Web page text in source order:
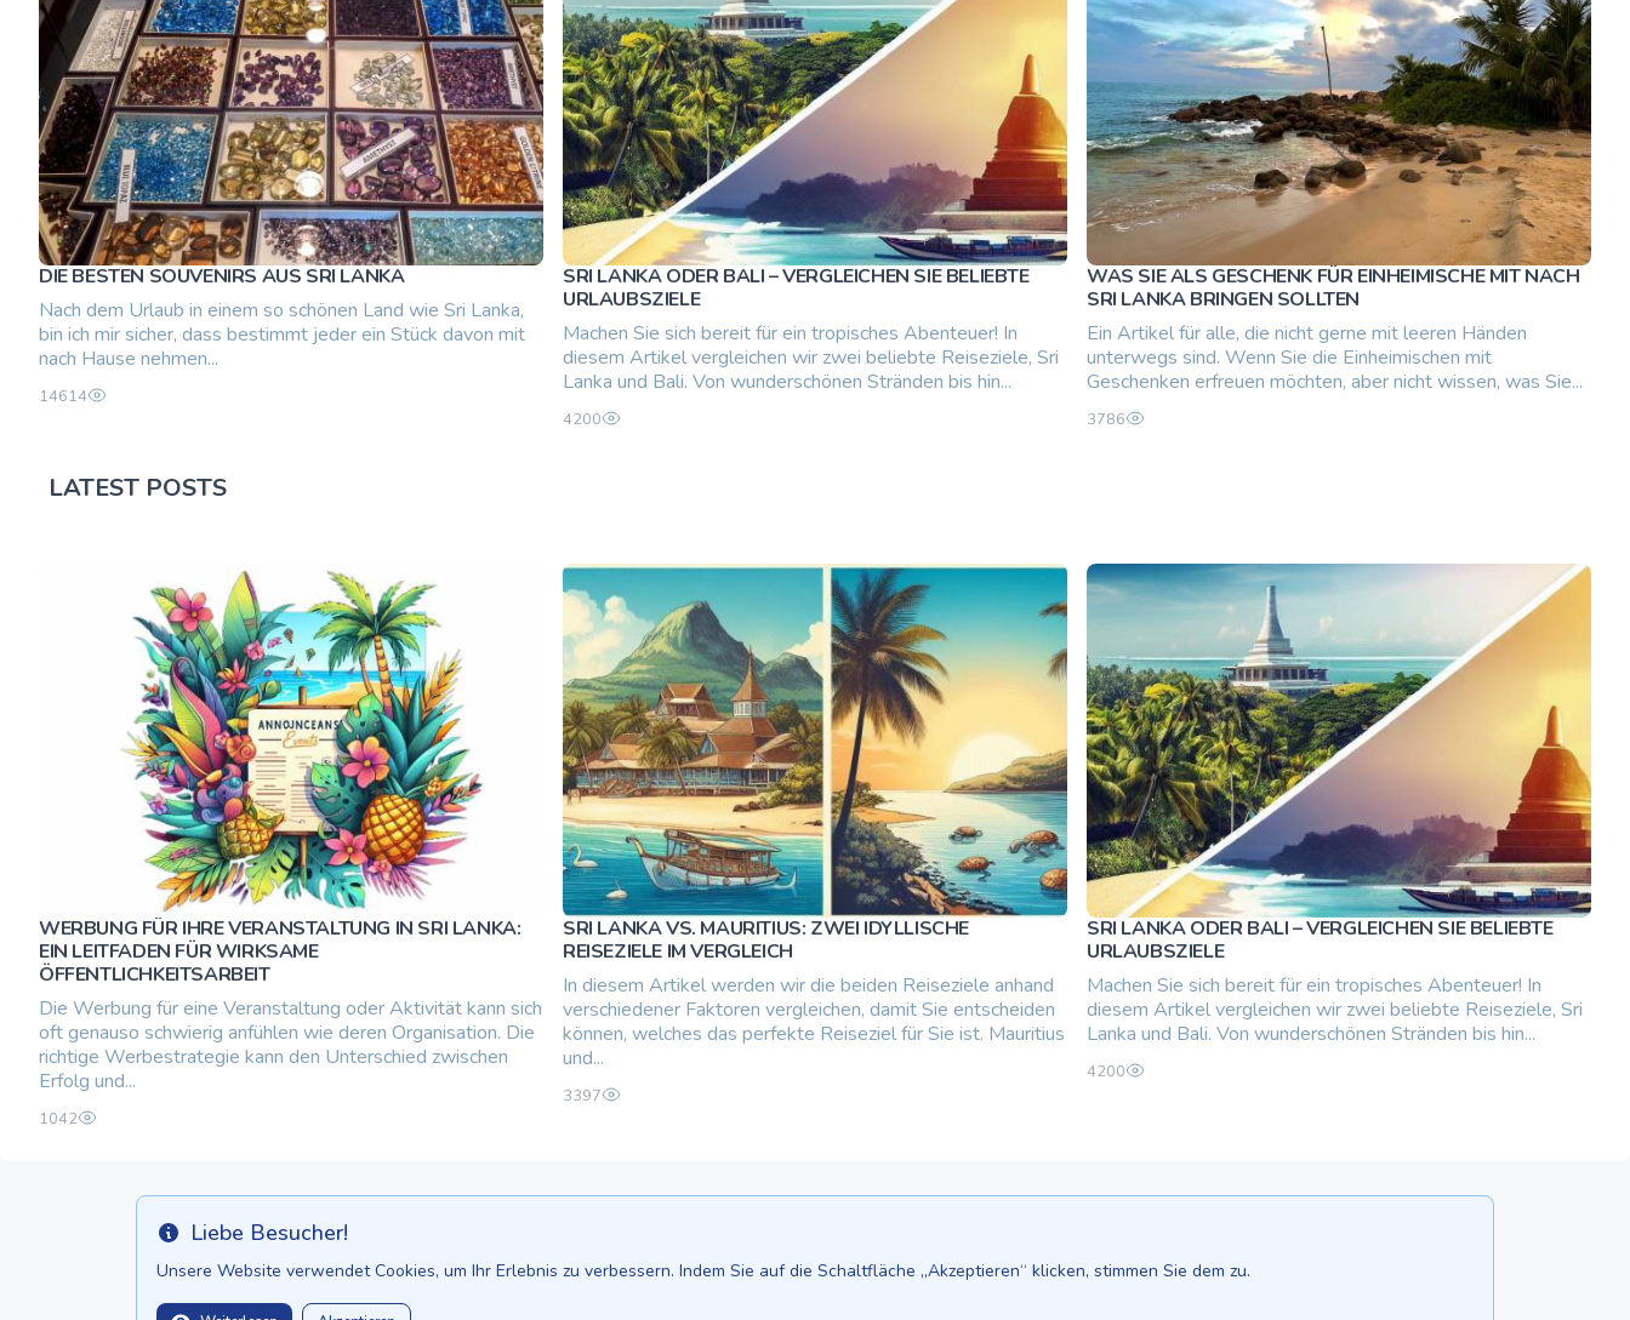
DIE BESTEN SOUVENIRS AUS SRI LANKA
Nach dem Urlaub in einem so schönen Land wie Sri Lanka,
bin ich mir sicher, dass bestimmt jeder ein Stück davon mit
nach Hause nehmen...
14614
SRI LANKA ODER BALI – VERGLEICHEN SIE BELIEBTE
URLAUBSZIELE
Machen Sie sich bereit für ein tropisches Abenteuer! In
diesem Artikel vergleichen wir zwei beliebte Reiseziele, Sri
Lanka und Bali. Von wunderschönen Stränden bis hin...
4200
WAS SIE ALS GESCHENK FÜR EINHEIMISCHE MIT NACH
SRI LANKA BRINGEN SOLLTEN
Ein Artikel für alle, die nicht gerne mit leeren Händen
unterwegs sind. Wenn Sie die Einheimischen mit
Geschenken erfreuen möchten, aber nicht wissen, was Sie...
3786
LATEST POSTS
WERBUNG FÜR IHRE VERANSTALTUNG IN SRI LANKA:
EIN LEITFADEN FÜR WIRKSAME
ÖFFENTLICHKEITSARBEIT
Die Werbung für eine Veranstaltung oder Aktivität kann sich
oft genauso schwierig anfühlen wie deren Organisation. Die
richtige Werbestrategie kann den Unterschied zwischen
Erfolg und...
1042
SRI LANKA VS. MAURITIUS: ZWEI IDYLLISCHE
REISEZIELE IM VERGLEICH
In diesem Artikel werden wir die beiden Reiseziele anhand
verschiedener Faktoren vergleichen, damit Sie entscheiden
können, welches das perfekte Reiseziel für Sie ist. Mauritius
und...
3397
SRI LANKA ODER BALI – VERGLEICHEN SIE BELIEBTE
URLAUBSZIELE
Machen Sie sich bereit für ein tropisches Abenteuer! In
diesem Artikel vergleichen wir zwei beliebte Reiseziele, Sri
Lanka und Bali. Von wunderschönen Stränden bis hin...
4200
Info Liebe Besucher!
Unsere Website verwendet Cookies, um Ihr Erlebnis zu verbessern. Indem Sie auf die Schaltfläche „Akzeptieren“ klicken, stimmen Sie dem zu.